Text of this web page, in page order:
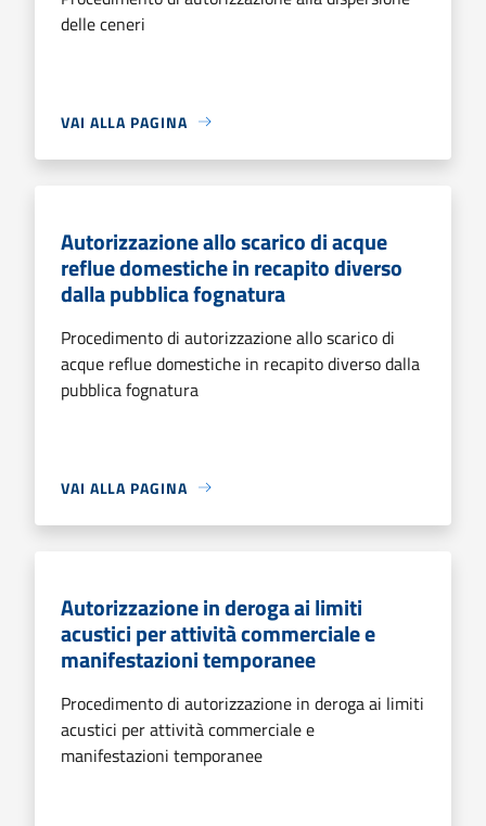
delle ceneri
VAI ALLA PAGINA
Autorizzazione allo scarico di acque
reflue domestiche in recapito diverso
dalla pubblica fognatura
Procedimento di autorizzazione allo scarico di
acque reflue domestiche in recapito diverso dalla
pubblica fognatura
VAI ALLA PAGINA
Autorizzazione in deroga ai limiti
acustici per attività commerciale e
manifestazioni temporanee
Procedimento di autorizzazione in deroga ai limiti
acustici per attività commerciale e
manifestazioni temporanee